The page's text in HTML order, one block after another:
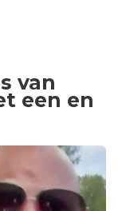
van
een en